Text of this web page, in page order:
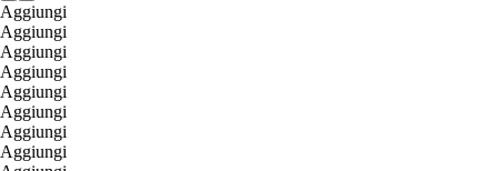
Aggiungi
Aggiungi
Aggiungi
Aggiungi
Aggiungi
Aggiungi
Aggiungi
Aggiungi